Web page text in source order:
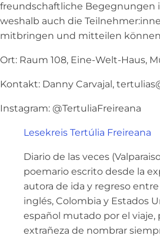
freundschaftliche Begegnungen
weshalb auch die
mitbringen und mitteilen
Ort: Raum 108, Eine-Welt-Haus,
Kontakt: Danny Carvajal,
Instagram: @TertuliaFreireana
Lesekreis Tertúlia Freireana
Diario de las veces
poemario escrito desde la
autora de ida y regreso entre
inglés, Colombia y Estados
español mutado por el viaje,
extrañeza de nombrar